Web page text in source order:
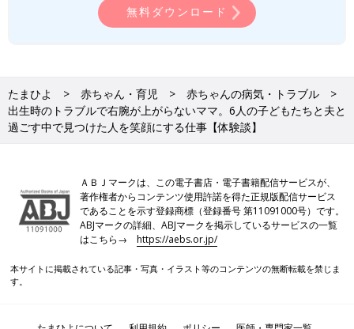
お話・写真提供／SUZUさん 取材・文／齋田多恵、たまひよ
シングルマザー。親子でおしゃべりでき
るようになる日まで【体験談】
料理教室や企業へのレシピ考案や商品開発を行
う秋山直美さん（46歳・東京都）は、現在小学
と診断されました。明凛ちゃんの障害のことや
子育ての様子について、直美さんに話を聞きま
した。全２回のインタビューの１回目です。
まひした右手で絵を描くのはとても難しいのではないかと思いま
す。SUZUさんが幼いころからSUZUさんの母がリハビリに取り
組ませようとしてくれたおかげなのでしょう。オンライン取材
中、SUZUさんは右手と左手を見せてくれました。筆記用具をど
うにか持てて、テーブルの高さぐらいのところでの小さい範囲な
ら動かせるという右手ですが、左手と右手では大きさがひとまわ
りほども違いました。６人の子どもたちを育てながら描くSUZU
無料ダウンロード
たまひよ 赤ちゃん・育児
赤ちゃんの病気・トラブル
出生時のトラブルで右腕が上がらないママ。6人の子どもたちと夫と
過ごす中で見つけた人を笑顔にする仕事【体験談】
ＡＢＪマークは、この電子書店・電子書籍配信サービスが、
著作権者からコンテンツ使用許諾を得た正規版配信サービス
であることを示す登録商標（登録番号 第11091000号）です。
ABJマークの詳細、ABJマークを掲示しているサービスの一覧
はこちら→https://aebs.or.jp/
本サイトに掲載されている記事・写真・イラスト等のコンテンツの無断転載を禁じま
す。